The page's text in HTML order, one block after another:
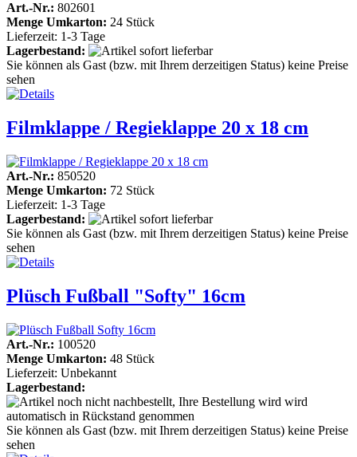
Art.-Nr.: 802601
Menge Umkarton: 24 Stück
Lieferzeit: 1-3 Tage
Lagerbestand:
Sie können als Gast (bzw. mit Ihrem derzeitigen Status) keine Preise
sehen
Filmklappe / Regieklappe 20 x 18 cm
Art.-Nr.: 850520
Menge Umkarton: 72 Stück
Lieferzeit: 1-3 Tage
Lagerbestand:
Sie können als Gast (bzw. mit Ihrem derzeitigen Status) keine Preise
sehen
Plüsch Fußball "Softy" 16cm
Art.-Nr.: 100520
Menge Umkarton: 48 Stück
Lieferzeit: Unbekannt
Lagerbestand:
Sie können als Gast (bzw. mit Ihrem derzeitigen Status) keine Preise
sehen